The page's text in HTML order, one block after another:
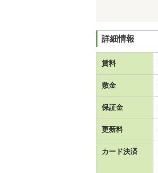
詳細情報
賃料
敷金
保証金
更新料
カード決済